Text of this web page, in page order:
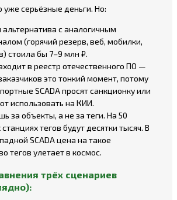
уже серьёзные деньги. Но:
альтернатива с аналогичным
(горячий резерв, веб, мобилки,
стоила бы 7–9 млн ₽.
в реестр отечественного ПО —
это тонкий момент, потому
SCADA просят санкционку или
использовать на КИИ.
за объекты, а не за теги. На 50
тегов будут десятки тысяч. В
SCADA цена на такое
тегов улетает в космос.
трёх сценариев